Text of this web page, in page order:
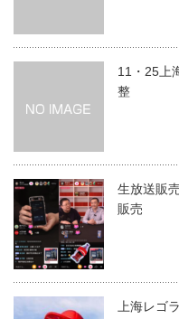
11・25上
整
生放送販
販売
上海レゴ